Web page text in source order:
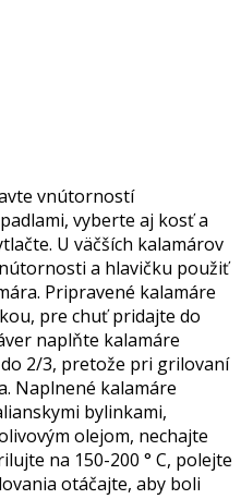
vnútorností
vyberte aj kosť a
U väčších kalamárov
a hlavičku použiť
Pripravené kalamáre
pre chuť pridajte do
naplňte kalamáre
2/3, pretože pri grilovaní
Naplnené kalamáre
bylinkami,
olejom, nechajte
na 150-200 ° C, polejte
otáčajte, aby boli